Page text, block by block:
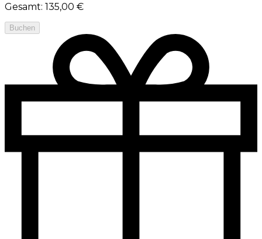
Gesamt: 135,00 €
Buchen